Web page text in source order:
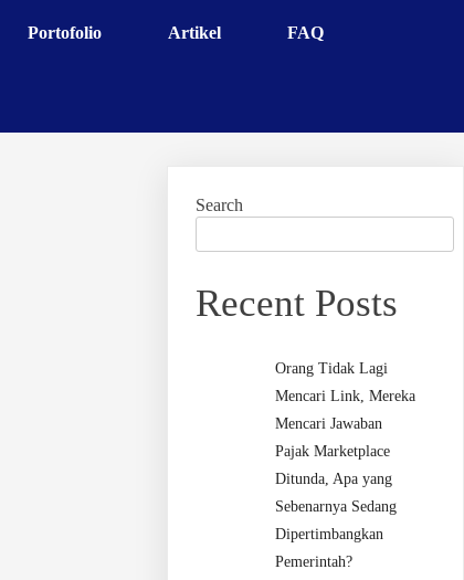
Portofolio Artikel FAQ
Search
Recent Posts
Orang Tidak Lagi
Mencari Link, Mereka
Mencari Jawaban
Pajak Marketplace
Ditunda, Apa yang
Sebenarnya Sedang
Dipertimbangkan
Pemerintah?